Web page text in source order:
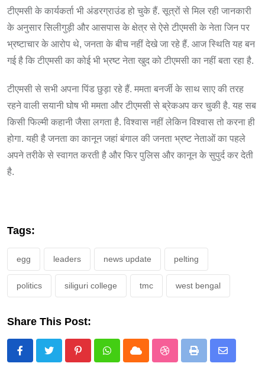
टीएमसी के कार्यकर्ता भी अंडरग्राउंड हो चुके हैं. सूत्रों से मिल रही जानकारी
के अनुसार सिलीगुड़ी और आसपास के क्षेत्र से ऐसे टीएमसी के नेता जिन पर
भ्रष्टाचार के आरोप थे, जनता के बीच नहीं देखे जा रहे हैं. आज स्थिति यह बन
गई है कि टीएमसी का कोई भी भ्रष्ट नेता खुद को टीएमसी का नहीं बता रहा है.
टीएमसी से सभी अपना पिंड छुड़ा रहे हैं. ममता बनर्जी के साथ साए की तरह
रहने वाली सयानी घोष भी ममता और टीएमसी से ब्रेकअप कर चुकी है. यह सब
किसी फिल्मी कहानी जैसा लगता है. विश्वास नहीं लेकिन विश्वास तो करना ही
होगा. यही है जनता का कानून जहां बंगाल की जनता भ्रष्ट नेताओं का पहले
अपने तरीके से स्वागत करती है और फिर पुलिस और कानून के सुपुर्द कर देती
है.
Tags:
egg leaders news update pelting
politics siliguri college tmc west bengal
Share This Post:
PinterestWhatsappCloud StumbleUpon
Print
Share